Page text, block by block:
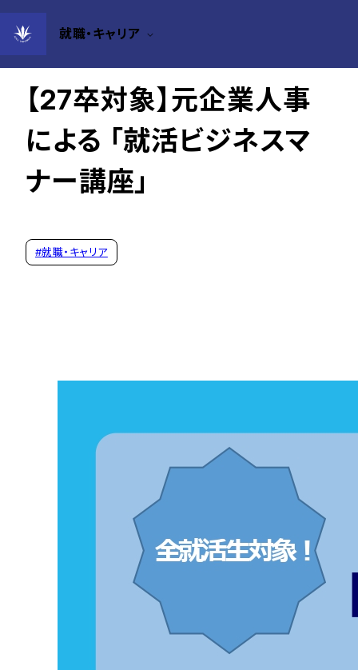
就職・キャリア
2025年10月15日
【27卒対象】元企業人事
による 「就活ビジネスマ
ナー講座」
#就職・キャリア